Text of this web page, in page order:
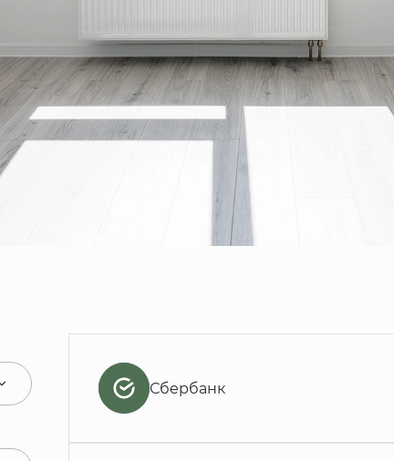
Сбербанк